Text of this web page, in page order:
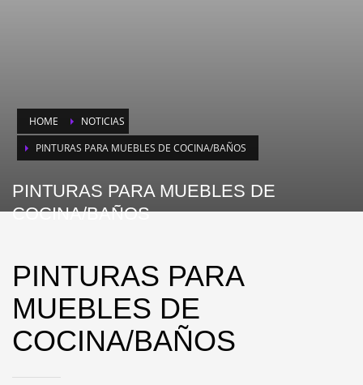
HOME
NOTICIAS
PINTURAS PARA MUEBLES DE COCINA/BAÑOS
PINTURAS PARA MUEBLES DE
COCINA/BAÑOS
PINTURAS PARA
MUEBLES DE
COCINA/BAÑOS